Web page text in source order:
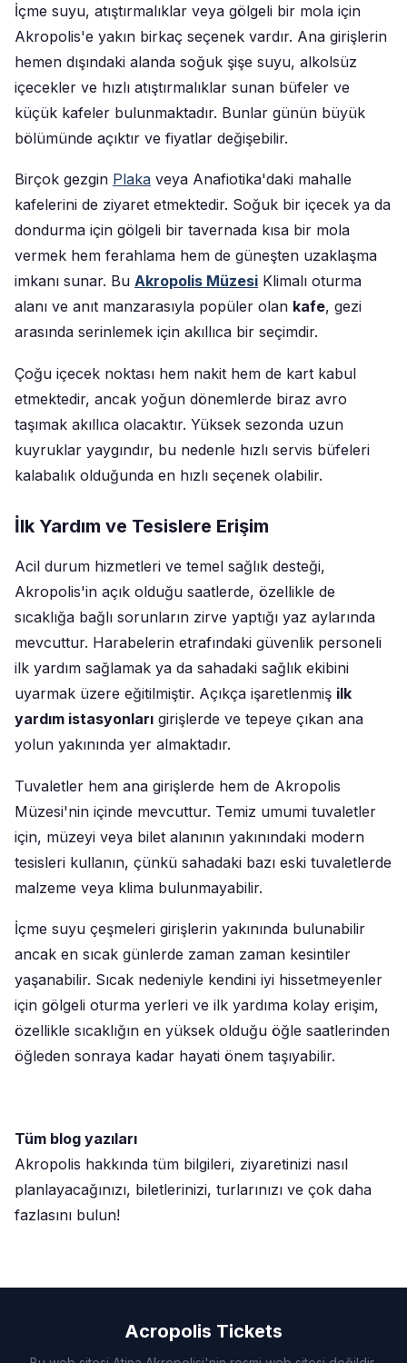
İçme suyu, atıştırmalıklar veya gölgeli bir mola için
Akropolis'e yakın birkaç seçenek vardır. Ana girişlerin
hemen dışındaki alanda soğuk şişe suyu, alkolsüz
içecekler ve hızlı atıştırmalıklar sunan büfeler ve
küçük kafeler bulunmaktadır. Bunlar günün büyük
bölümünde açıktır ve fiyatlar değişebilir.
Birçok gezgin Plaka veya Anafiotika'daki mahalle
kafelerini de ziyaret etmektedir. Soğuk bir içecek ya da
dondurma için gölgeli bir tavernada kısa bir mola
vermek hem ferahlama hem de güneşten uzaklaşma
imkanı sunar. Bu Akropolis Müzesi Klimalı oturma
alanı ve anıt manzarasıyla popüler olan kafe, gezi
arasında serinlemek için akıllıca bir seçimdir.
Çoğu içecek noktası hem nakit hem de kart kabul
etmektedir, ancak yoğun dönemlerde biraz avro
taşımak akıllıca olacaktır. Yüksek sezonda uzun
kuyruklar yaygındır, bu nedenle hızlı servis büfeleri
kalabalık olduğunda en hızlı seçenek olabilir.
İlk Yardım ve Tesislere Erişim
Acil durum hizmetleri ve temel sağlık desteği,
Akropolis'in açık olduğu saatlerde, özellikle de
sıcaklığa bağlı sorunların zirve yaptığı yaz aylarında
mevcuttur. Harabelerin etrafındaki güvenlik personeli
ilk yardım sağlamak ya da sahadaki sağlık ekibini
uyarmak üzere eğitilmiştir. Açıkça işaretlenmiş ilk
yardım istasyonları girişlerde ve tepeye çıkan ana
yolun yakınında yer almaktadır.
Tuvaletler hem ana girişlerde hem de Akropolis
Müzesi'nin içinde mevcuttur. Temiz umumi tuvaletler
için, müzeyi veya bilet alanının yakınındaki modern
tesisleri kullanın, çünkü sahadaki bazı eski tuvaletlerde
malzeme veya klima bulunmayabilir.
İçme suyu çeşmeleri girişlerin yakınında bulunabilir
ancak en sıcak günlerde zaman zaman kesintiler
yaşanabilir. Sıcak nedeniyle kendini iyi hissetmeyenler
için gölgeli oturma yerleri ve ilk yardıma kolay erişim,
özellikle sıcaklığın en yüksek olduğu öğle saatlerinden
öğleden sonraya kadar hayati önem taşıyabilir.
Tüm blog yazıları
Akropolis hakkında tüm bilgileri, ziyaretinizi nasıl
planlayacağınızı, biletlerinizi, turlarınızı ve çok daha
fazlasını bulun!
Acropolis Tickets